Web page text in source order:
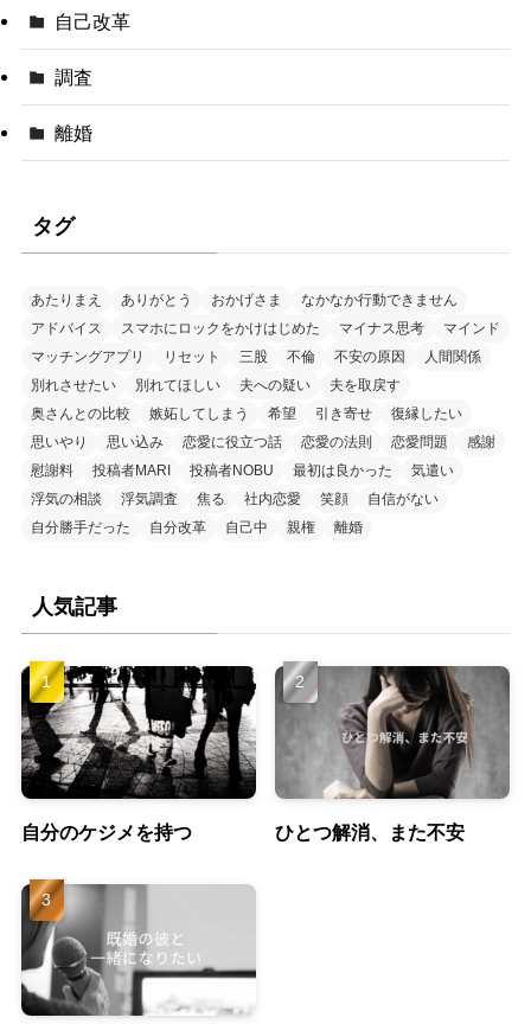
自己改革
調査
離婚
タグ
あたりまえ ありがとう おかげさま
なかなか行動できません
アドバイス
スマホにロックをかけはじめた マイナス思考
マインド
マッチングアプリ
リセット 三股 不倫 不安の原因
人間関係
別れさせたい
別れてほしい 夫への疑い
夫を取戻す
奥さんとの比較
嫉妬してしまう 希望 引き寄せ
復縁したい
思いやり
思い込み 恋愛に役立つ話 恋愛の法則 恋愛問題
感謝
慰謝料
投稿者MARI 投稿者NOBU 最初は良かった
気遣い
浮気の相談
浮気調査 焦る 社内恋愛 笑顔
自信がない
自分勝手だった
自分改革 自己中 親権 離婚
人気記事
自分のケジメを持つ ひとつ解消、また不安